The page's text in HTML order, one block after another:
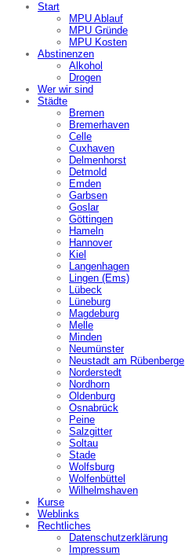
Start
MPU Ablauf
MPU Gründe
MPU Kosten
Abstinenzen
Alkohol
Drogen
Wer wir sind
Städte
Bremen
Bremerhaven
Celle
Cuxhaven
Delmenhorst
Detmold
Emden
Garbsen
Goslar
Göttingen
Hameln
Hannover
Kiel
Langenhagen
Lingen (Ems)
Lübeck
Lüneburg
Magdeburg
Melle
Minden
Neumünster
Neustadt am Rübenberge
Norderstedt
Nordhorn
Oldenburg
Osnabrück
Peine
Salzgitter
Soltau
Stade
Wolfsburg
Wolfenbüttel
Wilhelmshaven
Kurse
Weblinks
Rechtliches
Datenschutzerklärung
Impressum